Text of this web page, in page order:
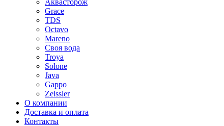
Аквасторож
Grace
TDS
Octavo
Mareno
Своя вода
Troya
Solone
Java
Gappo
Zeissler
О компании
Доставка и оплата
Контакты